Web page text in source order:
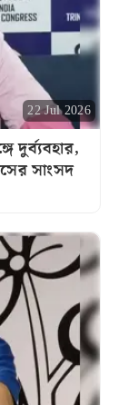
22 Jul 2026
দুর্ব্যবহার,
সাংসদ